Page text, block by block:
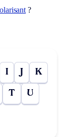
?
I J K
T U